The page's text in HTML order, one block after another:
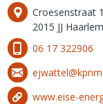
Croesenstraat 1
2015 JJ Haarlem
06 17 322906
www.eise-